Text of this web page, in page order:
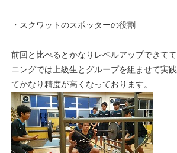
・スクワットのスポッターの役割
前回と比べるとかなりレベルアップできて
ニングでは上級生とグループを組ませて実
てかなり精度が高くなっております。